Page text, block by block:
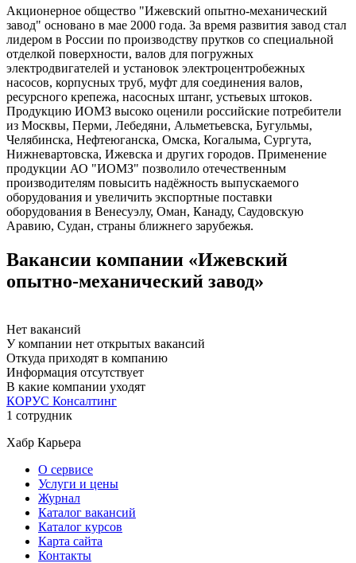
Акционерное общество "Ижевский опытно-механический
завод" основано в мае 2000 года. За время развития завод стал
лидером в России по производству прутков со специальной
отделкой поверхности, валов для погружных
электродвигателей и установок электроцентробежных
насосов, корпусных труб, муфт для соединения валов,
ресурсного крепежа, насосных штанг, устьевых штоков.
Продукцию ИОМЗ высоко оценили российские потребители
из Москвы, Перми, Лебедяни, Альметьевска, Бугульмы,
Челябинска, Нефтеюганска, Омска, Когалыма, Сургута,
Нижневартовска, Ижевска и других городов. Применение
продукции АО "ИОМЗ" позволило отечественным
производителям повысить надёжность выпускаемого
оборудования и увеличить экспортные поставки
оборудования в Венесуэлу, Оман, Канаду, Саудовскую
Аравию, Судан, страны ближнего зарубежья.
Вакансии компании «Ижевский
опытно-механический завод»
Нет вакансий
У компании нет открытых вакансий
Откуда приходят в компанию
Информация отсутствует
В какие компании уходят
КОРУС Консалтинг
1 сотрудник
Хабр Карьера
О сервисе
Услуги и цены
Журнал
Каталог вакансий
Каталог курсов
Карта сайта
Контакты